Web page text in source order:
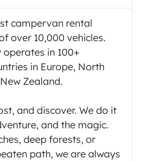
campervan rental
over 10,000 vehicles.
in 100+
in Europe, North
Zealand.
and discover. We do it
and the magic.
deep forests, or
path, we are always